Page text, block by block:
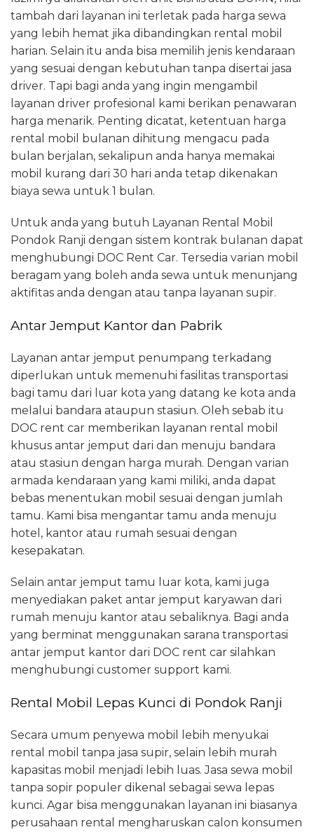
tambah dari layanan ini terletak pada harga sewa
yang lebih hemat jika dibandingkan rental mobil
harian. Selain itu anda bisa memilih jenis kendaraan
yang sesuai dengan kebutuhan tanpa disertai jasa
driver. Tapi bagi anda yang ingin mengambil
layanan driver profesional kami berikan penawaran
harga menarik. Penting dicatat, ketentuan harga
rental mobil bulanan dihitung mengacu pada
bulan berjalan, sekalipun anda hanya memakai
mobil kurang dari 30 hari anda tetap dikenakan
biaya sewa untuk 1 bulan.
Untuk anda yang butuh Layanan Rental Mobil
Pondok Ranji dengan sistem kontrak bulanan dapat
menghubungi DOC Rent Car. Tersedia varian mobil
beragam yang boleh anda sewa untuk menunjang
aktifitas anda dengan atau tanpa layanan supir.
Antar Jemput Kantor dan Pabrik
Layanan antar jemput penumpang terkadang
diperlukan untuk memenuhi fasilitas transportasi
bagi tamu dari luar kota yang datang ke kota anda
melalui bandara ataupun stasiun. Oleh sebab itu
DOC rent car memberikan layanan rental mobil
khusus antar jemput dari dan menuju bandara
atau stasiun dengan harga murah. Dengan varian
armada kendaraan yang kami miliki, anda dapat
bebas menentukan mobil sesuai dengan jumlah
tamu. Kami bisa mengantar tamu anda menuju
hotel, kantor atau rumah sesuai dengan
kesepakatan.
Selain antar jemput tamu luar kota, kami juga
menyediakan paket antar jemput karyawan dari
rumah menuju kantor atau sebaliknya. Bagi anda
yang berminat menggunakan sarana transportasi
antar jemput kantor dari DOC rent car silahkan
menghubungi customer support kami.
Rental Mobil Lepas Kunci di Pondok Ranji
Secara umum penyewa mobil lebih menyukai
rental mobil tanpa jasa supir, selain lebih murah
kapasitas mobil menjadi lebih luas. Jasa sewa mobil
tanpa sopir populer dikenal sebagai sewa lepas
kunci. Agar bisa menggunakan layanan ini biasanya
perusahaan rental mengharuskan calon konsumen